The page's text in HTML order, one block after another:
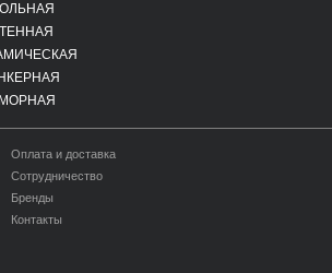
Оплата и доставка
Сотрудничество
Бренды
Контакты